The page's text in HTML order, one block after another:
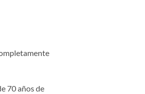
70 años de